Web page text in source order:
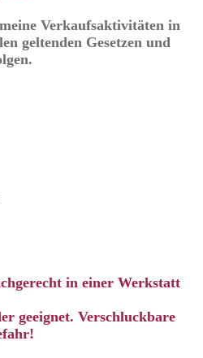
Verkaufsaktivitäten in
geltenden Gesetzen und
in einer Werkstatt
geeignet. Verschluckbare